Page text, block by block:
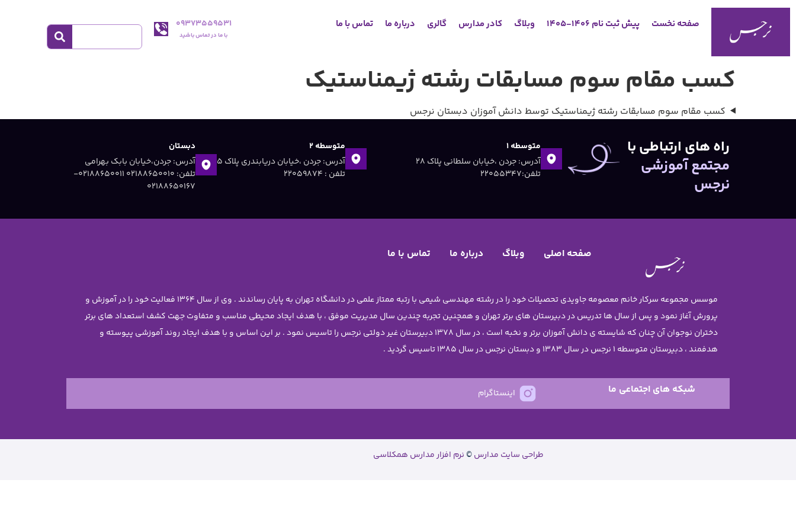
صفحه نخست پیش ثبت نام 1406-1405 وبلاگ کادر مدارس گالری درباره ما تماس با ما 09373559531
با ما در تماس باشید
كسب مقام سوم مسابقات رشته ژيمناستيك
كسب مقام سوم مسابقات رشته ژيمناستيك توسط دانش آموزان دبستان نرجس
راه های ارتباطی با
مجتمع آموزشی
نرجس
متوسطه ۱
آدرس: جردن ،خیابان سلطانی پلاک ۲۸
تلفن:۲۲۰۵۵۳۴۷
متوسطه ۲
آدرس: جردن ،خیابان دریابندری پلاک 5
تلفن : ۲۲۰۵۹۸۷۴
دبستان
آدرس: جردن،خیابان بابک بهرامی
تلفن: 02188650010 ۰۲۱۸۸۶۵۰۰۱۱-
۰۲۱۸۸۶۵۰۱۶۷
صفحه اصلی وبلاگ درباره ما تماس با ما
موسس مجموعه سرکار خانم معصومه جاویدی تحصیلات خود را در رشته مهندسی شیمی با رتبه ممتاز علمی در دانشگاه تهران به پایان رساندند . وی از سال 1364 فعالیت خود را در آموزش و
پرورش آغاز نمود و پس از سال ها تدریس در دبیرستان های برتر تهران و همچنین تجربه چندین سال مدیریت موفق ، با هدف ایجاد محیطی مناسب و متفاوت جهت کشف استعداد های برتر
دختران نوجوان آن چنان که شایسته ی دانش آموزان برتر و نخبه است ، در سال 1378 دبیرستان غیر دولتی نرجس را تاسیس نمود . بر این اساس و با هدف ایجاد روند آموزشی پیوسته و
هدفمند ، دبیرستان متوسطه 1 نرجس در سال 1383 و دبستان نرجس در سال 1385 تاسیس گردید .
شبکه های اجتماعی ما اینستاگرام
طراحی سایت مدارس©نرم افزار مدارس همکلاسی